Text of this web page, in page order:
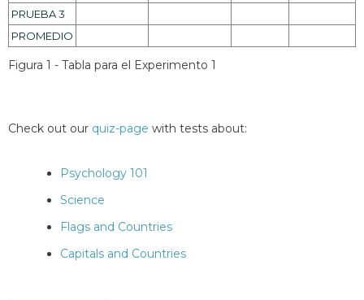
PRUEBA 3
PROMEDIO
Figura 1 - Tabla para el Experimento 1
Check out our quiz-page with tests about:
Psychology 101
Science
Flags and Countries
Capitals and Countries